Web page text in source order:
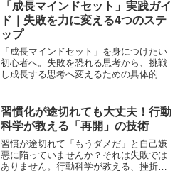
要。今日から人生を変える具体的なステ
ップを解説します。
「成長マインドセット」実践ガイ
ド｜失敗を力に変える4つのステ
ップ
「成長マインドセット」を身につけたい
初心者へ。失敗を恐れる思考から、挑戦
し成長する思考へ変えるための具体的な4
に自分を変えていきましょう。
習慣化が途切れても大丈夫！行動
科学が教える「再開」の技術
習慣が途切れて「もうダメだ」と自己嫌
悪に陥っていませんか？それは失敗では
ありません。行動科学が教える、挫折か